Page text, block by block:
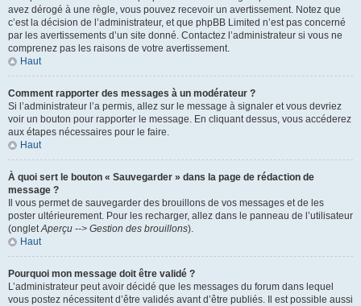
avez dérogé à une règle, vous pouvez recevoir un avertissement. Notez que
c’est la décision de l’administrateur, et que phpBB Limited n’est pas concerné
par les avertissements d’un site donné. Contactez l’administrateur si vous ne
comprenez pas les raisons de votre avertissement.
Haut
Comment rapporter des messages à un modérateur ?
Si l’administrateur l’a permis, allez sur le message à signaler et vous devriez
voir un bouton pour rapporter le message. En cliquant dessus, vous accéderez
aux étapes nécessaires pour le faire.
Haut
À quoi sert le bouton « Sauvegarder » dans la page de rédaction de
message ?
Il vous permet de sauvegarder des brouillons de vos messages et de les
poster ultérieurement. Pour les recharger, allez dans le panneau de l’utilisateur
(ongletAperçu --> Gestion des brouillons).
Haut
Pourquoi mon message doit être validé ?
L’administrateur peut avoir décidé que les messages du forum dans lequel
vous postez nécessitent d’être validés avant d’être publiés. Il est possible aussi